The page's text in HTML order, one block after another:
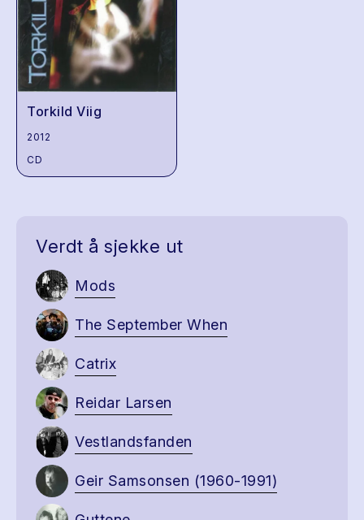
Torkild Viig
2012
CD
Verdt å sjekke ut
Mods
The September When
Catrix
Reidar Larsen
Vestlandsfanden
Geir Samsonsen (1960-1991)